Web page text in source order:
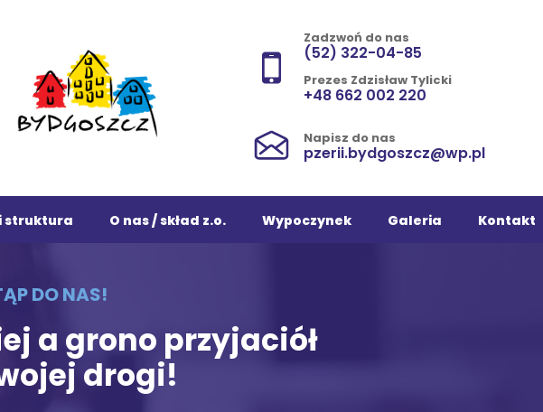
Napisz do nas
pzerii.bydgoszcz@wp.pl
Zadzwoń do nas
(52) 322-04-85
Prezes Zdzisław Tylicki
+48 662 002 220
struktura O nas / skład z.o. Wypoczynek Galeria Kontakt
DO NAS!
a grono przyjaciół
drogi!